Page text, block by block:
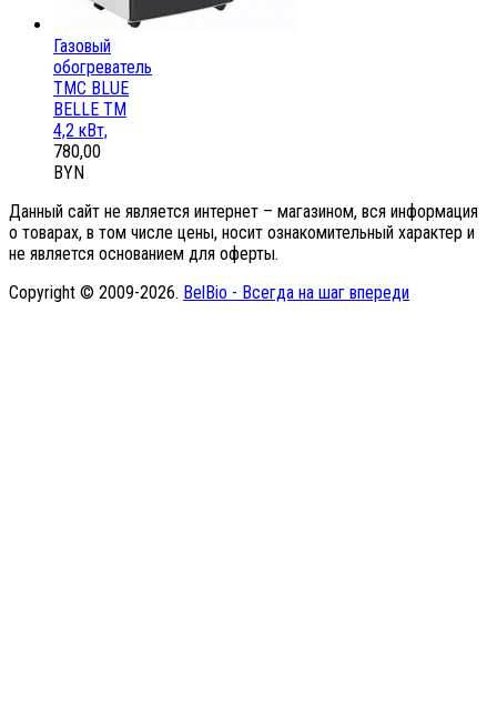
Газовый
обогреватель
ТМС BLUE
BELLE ТМ
4,2 кВт,
780,00
BYN
Данный сайт не является интернет – магазином, вся информация
о товарах, в том числе цены, носит ознакомительный характер и
не является основанием для оферты.
Copyright © 2009-2026. BelBio - Всегда на шаг впереди